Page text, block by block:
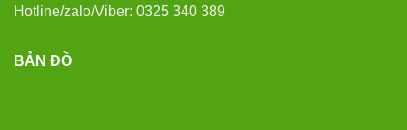
Hotline/zalo/Viber: 0325 340 389
BẢN ĐỒ